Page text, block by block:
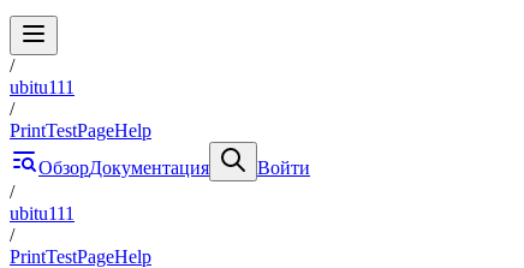
/
ubitu111
/
PrintTestPageHelp
ОбзорДокументация
Войти
/
ubitu111
/
PrintTestPageHelp